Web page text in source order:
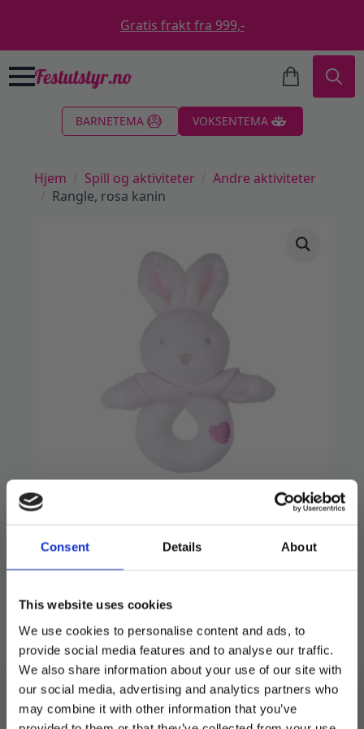
Consent Details About
This website uses cookies
We use cookies to personalise content and ads, to
provide social media features and to analyse our traffic.
We also share information about your use of our site with
our social media, advertising and analytics partners who
may combine it with other information that you’ve
Gratis frakt fra 999,-
BARNETEMA VOKSENTEMA
Hjem Spill og aktiviteter
Andre aktiviteter
Rangle, rosa kanin
Utsolgt
Produktnummer:103219
Kategorier:
Andre aktiviteter,
Spill og aktiviteter
Stikkord: 70 ,Baby, Gaveforslag